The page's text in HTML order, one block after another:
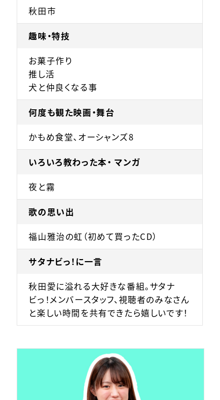
秋田市
趣味・特技
お菓子作り
推し活
犬と仲良くなる事
何度も観た映画・舞台
かもめ食堂、オーシャンズ8
いろいろ教わった本・ マンガ
夜と霧
歌の思い出
福山雅治の虹（初めて買ったCD）
サタナビっ！に一言
秋田愛に溢れる大好きな番組。サタナ
ビっ！メンバースタッフ、視聴者のみなさん
と楽しい時間を共有できたら嬉しいです！